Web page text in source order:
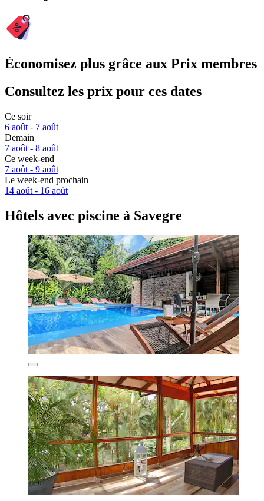
Économisez plus grâce aux Prix membres
Consultez les prix pour ces dates
Ce soir
6 août - 7 août
Demain
7 août - 8 août
Ce week-end
7 août - 9 août
Le week-end prochain
14 août - 16 août
Hôtels avec piscine à Savegre